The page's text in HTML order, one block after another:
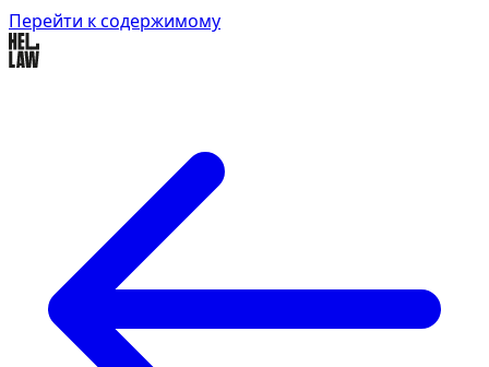
Перейти к содержимому